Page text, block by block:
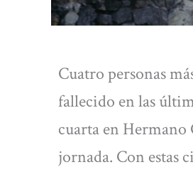
Cuatro personas
fallecido en las
cuarta en Hermano
jornada. Con estas